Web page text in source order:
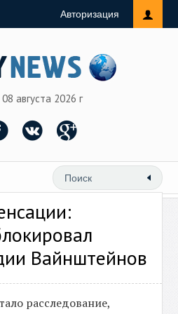
Авторизация
августа 2026 г
Вайнштейнов
расследование,